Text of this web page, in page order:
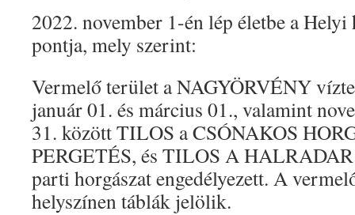
2022. november 1-én lép életbe a Helyi
pontja, mely szerint:
Vermelő terület a NAGYÖRVÉNY
január 01. és március 01., valamint
31. között TILOS a CSÓNAKOS
PERGETÉS, és TILOS A
parti horgászat engedélyezett. A
helyszínen táblák jelölik.